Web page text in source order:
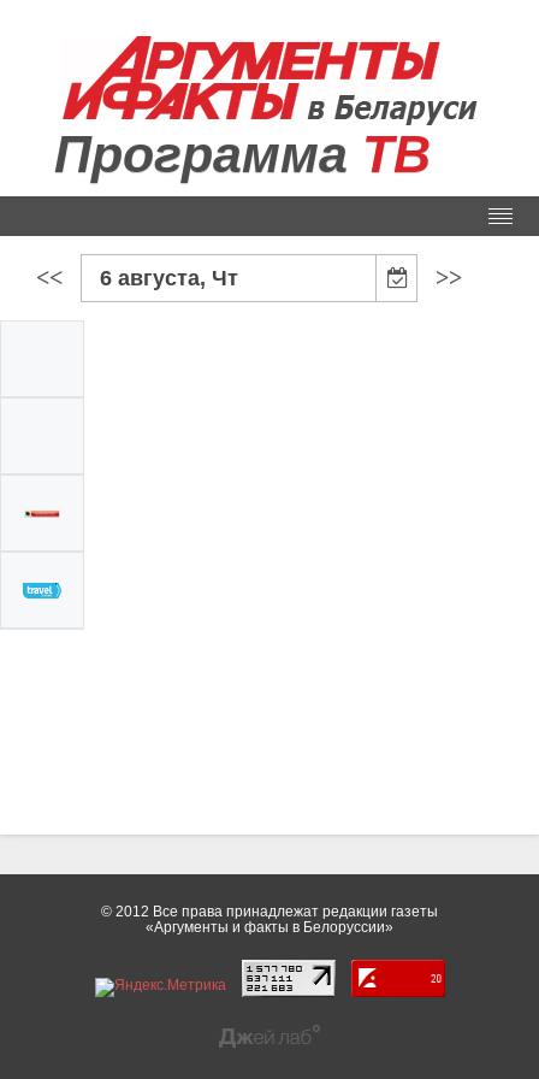
Программа ТВ
<< 6 августа, Чт >>
© 2012 Все права принадлежат редакции газеты
«Аргументы и факты в Белоруссии»